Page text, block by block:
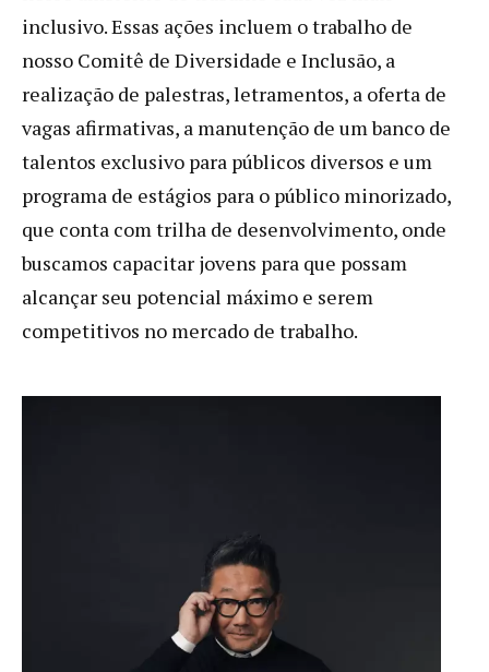
inclusivo. Essas ações incluem o trabalho de
nosso Comitê de Diversidade e Inclusão, a
realização de palestras, letramentos, a oferta de
vagas afirmativas, a manutenção de um banco de
talentos exclusivo para públicos diversos e um
programa de estágios para o público minorizado,
que conta com trilha de desenvolvimento, onde
buscamos capacitar jovens para que possam
alcançar seu potencial máximo e serem
competitivos no mercado de trabalho.